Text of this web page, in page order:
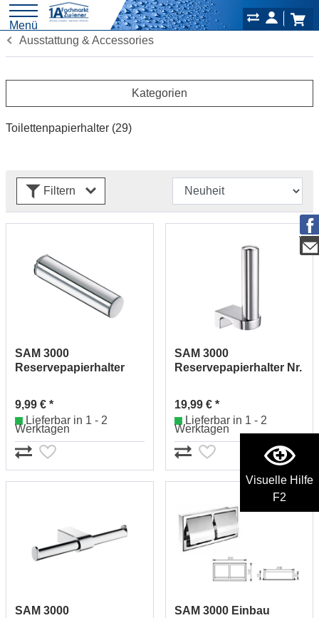
Visuelle Hilfe
F2
Menü
Ausstattung & Accessories
Kategorien
Toilettenpapierhalter (29)
Filtern
SAM 3000
Reservepapierhalter
9,99 € *
Lieferbar in 1 - 2
Werktagen
SAM 3000
Reservepapierhalter Nr.
19,99 € *
Lieferbar in 1 - 2
Werktagen
SAM 3000
SAM 3000 Einbau